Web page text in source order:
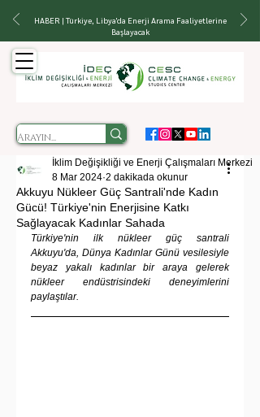
HABER | Türkiye, Libya'da Enerji Arama Faaliyetlerine
Başlayacak
Akkuyu Nükleer Güç Santrali'nde Kadın
Gücü! Türkiye'nin Enerjisine Katkı
Sağlayacak Kadınlar Sahada
İklim Değişikliği ve Enerji Çalışmaları Merkezi
8 Mar 2024 2 dakikada okunur
Türkiye'nin ilk nükleer güç santrali
Akkuyu'da, Dünya Kadınlar Günü vesilesiyle
beyaz yakalı kadınlar bir araya gelerek
nükleer endüstrisindeki deneyimlerini
paylaştılar.